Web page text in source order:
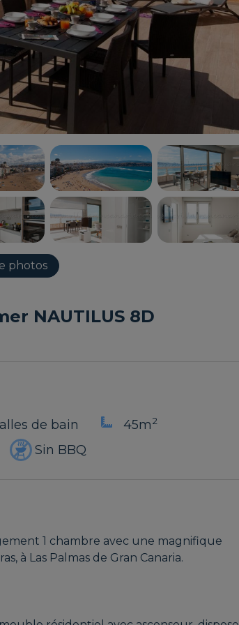
photos
NAUTILUS 8D
de bain 45m2
Sin BBQ
1 chambre avec une magnifique
à Las Palmas de Gran Canaria.